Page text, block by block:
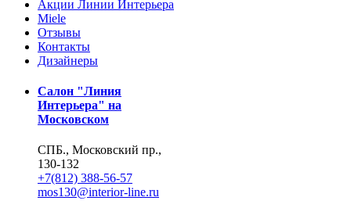
Акции Линии Интерьера
Miele
Отзывы
Контакты
Дизайнеры
Салон "Линия
Интерьера" на
Московском
СПБ., Московский пр.,
130-132
+7(812) 388-56-57
mos130@interior-line.ru